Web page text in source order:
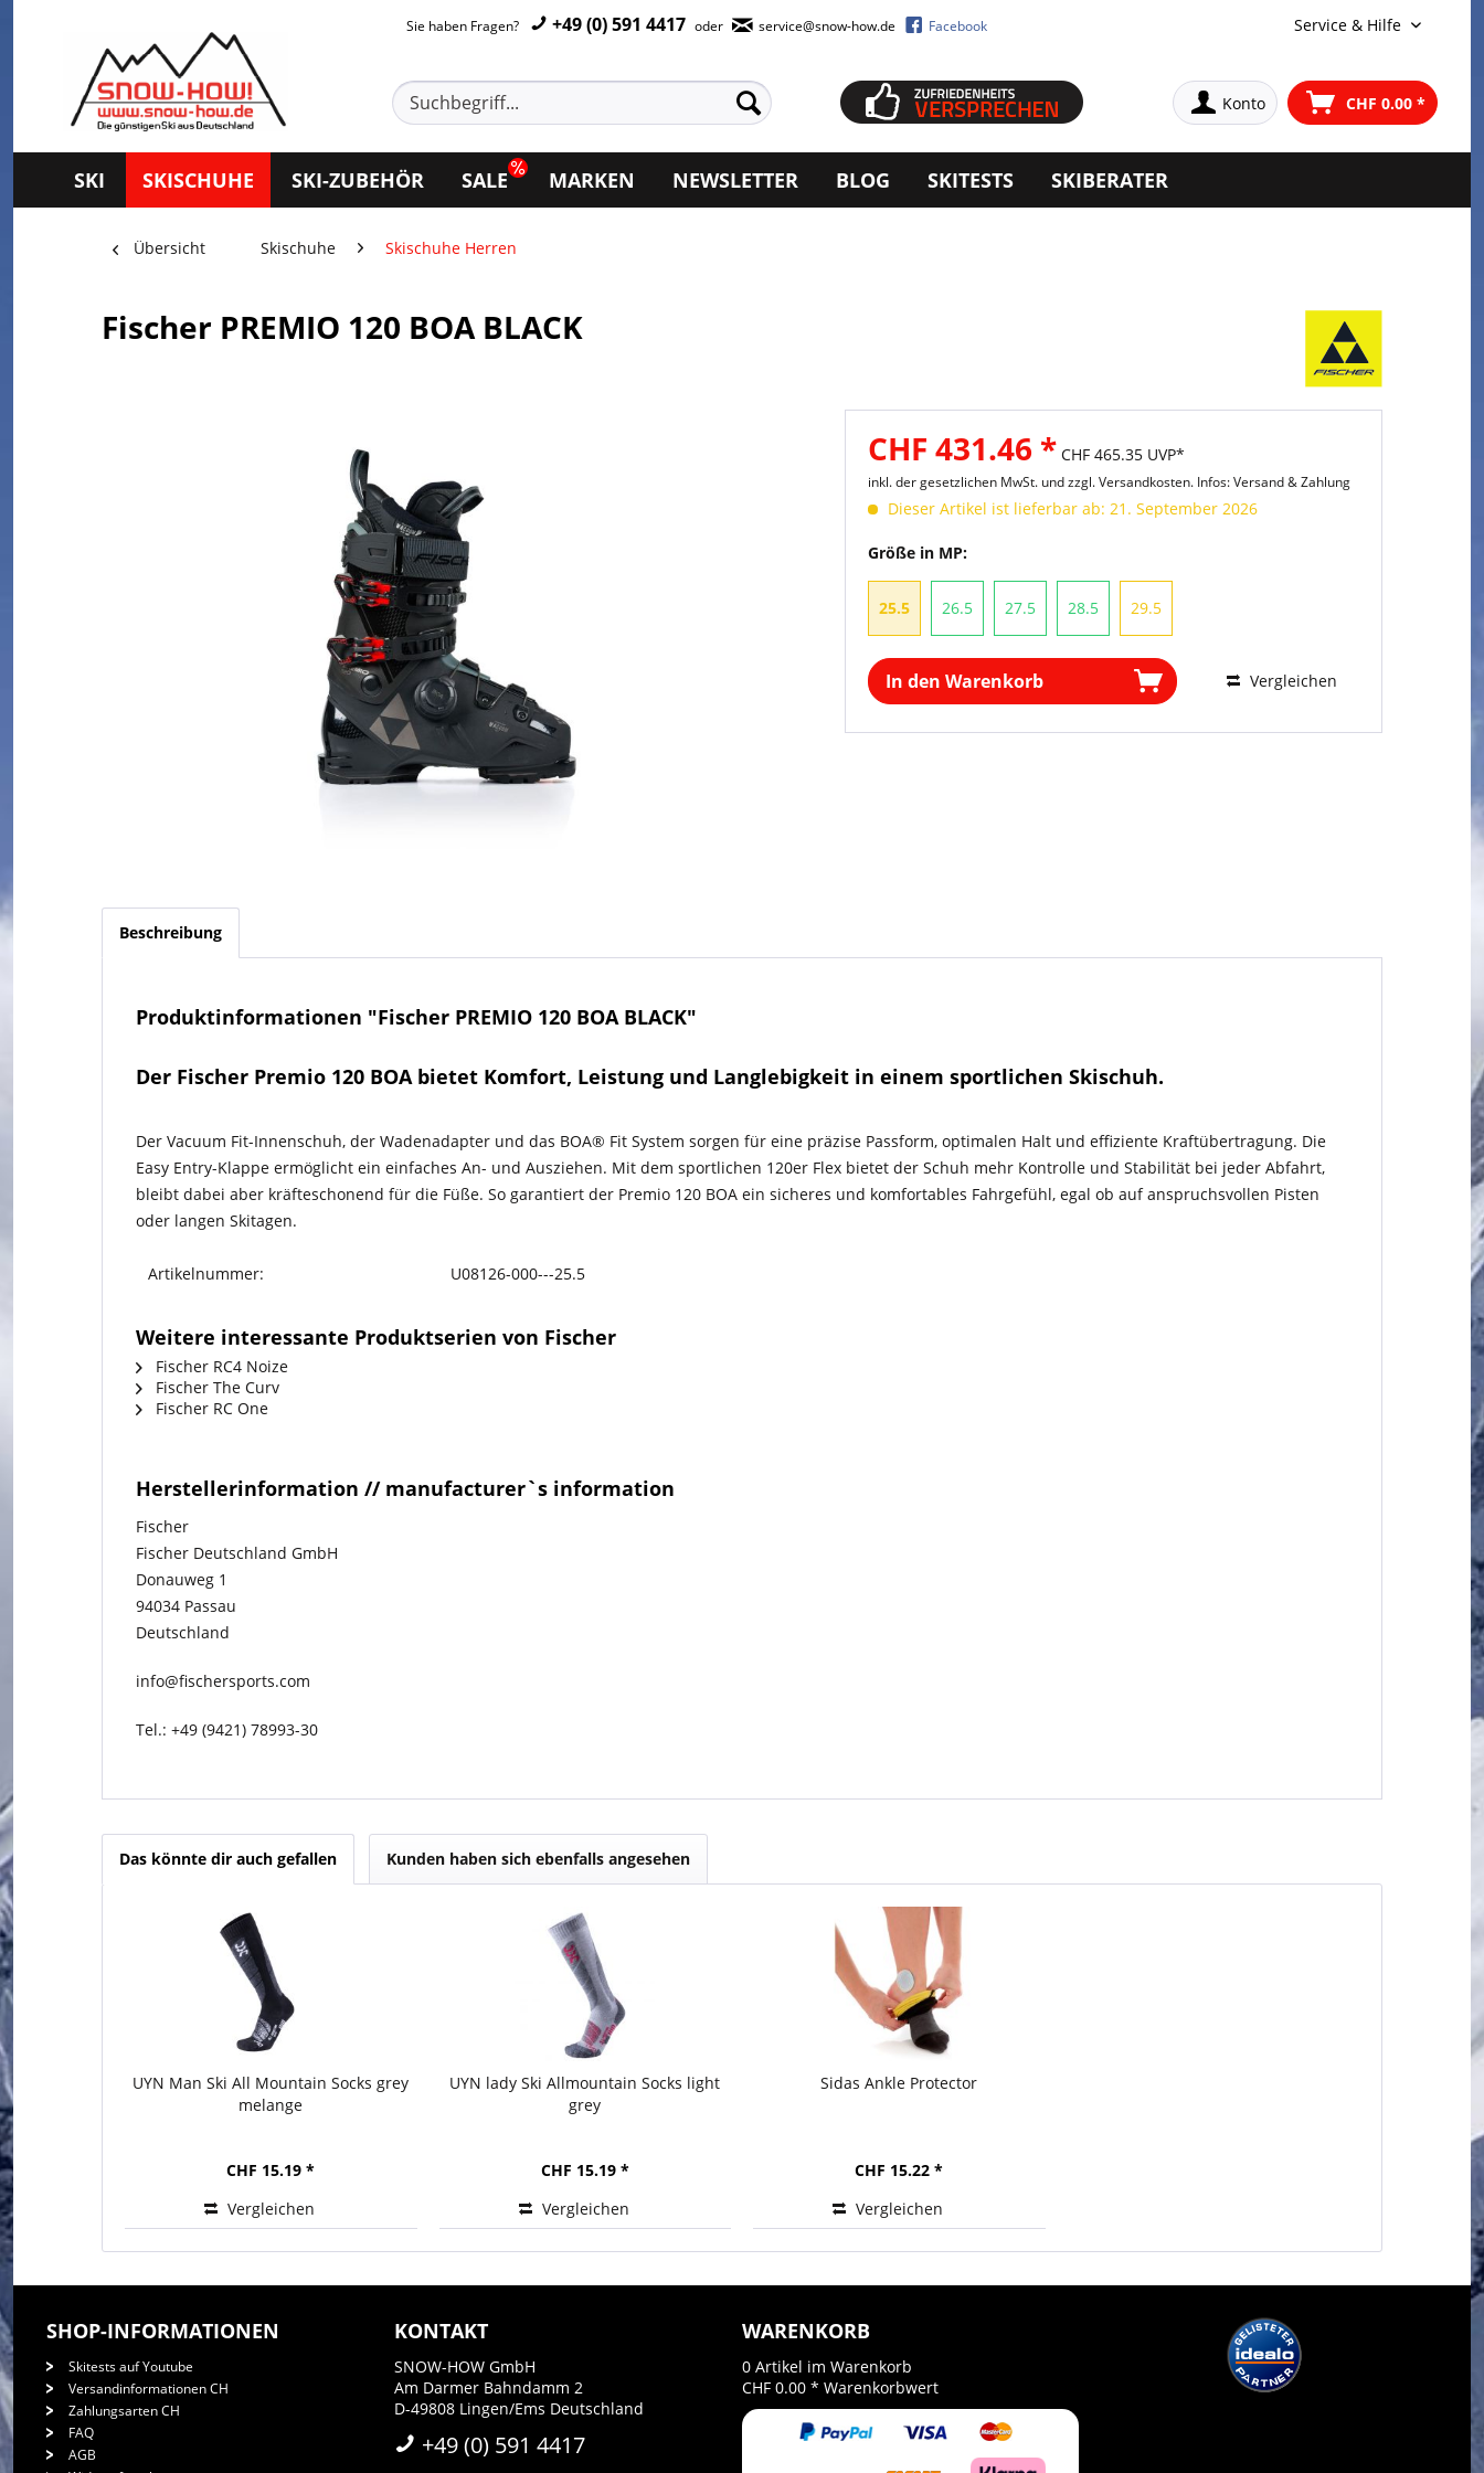
Sie haben Fragen? +49 (0) 591 4417 oder service@snow-how.de Facebook Service & Hilfe
Konto CHF 0.00 *
SKI SKISCHUHE SKI-ZUBEHÖR SALE MARKEN NEWSLETTER BLOG SKITESTS SKIBERATER
Übersicht Skischuhe Skischuhe Herren
Fischer PREMIO 120 BOA BLACK
CHF 431.46 * CHF 465.35 UVP*
inkl. der gesetzlichen MwSt. undzzgl. Versandkosten. Infos: Versand & Zahlung
Dieser Artikel ist lieferbar ab: 21. September 2026
Größe in MP:
25.5 26.5 27.5 28.5 29.5
In den Warenkorb Vergleichen
Beschreibung
Produktinformationen "Fischer PREMIO 120 BOA BLACK"
Der Fischer Premio 120 BOA bietet Komfort, Leistung und Langlebigkeit in einem sportlichen Skischuh.
Der Vacuum Fit-Innenschuh, der Wadenadapter und das BOA® Fit System sorgen für eine präzise Passform, optimalen Halt und effiziente Kraftübertragung. Die
Easy Entry-Klappe ermöglicht ein einfaches An- und Ausziehen. Mit dem sportlichen 120er Flex bietet der Schuh mehr Kontrolle und Stabilität bei jeder Abfahrt,
bleibt dabei aber kräfteschonend für die Füße. So garantiert der Premio 120 BOA ein sicheres und komfortables Fahrgefühl, egal ob auf anspruchsvollen Pisten
oder langen Skitagen.
Artikelnummer: U08126-000---25.5
Weitere interessante Produktserien von Fischer
Fischer RC4 Noize
Fischer The Curv
Fischer RC One
Herstellerinformation // manufacturer`s information
Fischer
Fischer Deutschland GmbH
Donauweg 1
94034 Passau
Deutschland
info@fischersports.com
Tel.: +49 (9421) 78993-30
Das könnte dir auch gefallen Kunden haben sich ebenfalls angesehen
UYN Man Ski All Mountain Socks grey
melange
CHF 15.19 *
Vergleichen
UYN lady Ski Allmountain Socks light
grey
CHF 15.19 *
Vergleichen
Sidas Ankle Protector
CHF 15.22 *
Vergleichen
SHOP-INFORMATIONEN
Skitests auf Youtube
Versandinformationen CH
Zahlungsarten CH
FAQ
AGB
KONTAKT
SNOW-HOW GmbH
Am Darmer Bahndamm 2
D-49808 Lingen/Ems Deutschland
+49 (0) 591 4417
WARENKORB
0 Artikel im Warenkorb
CHF 0.00 * Warenkorbwert